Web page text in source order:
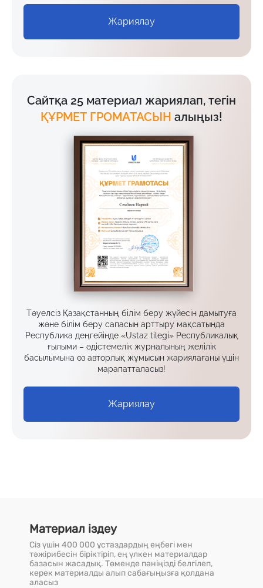
Жариялау
Сайтқа 25 материал жариялап, тегін
ҚҰРМЕТ ГРОМАТАСЫН алыңыз!
Тәуелсіз Қазақстанның білім беру жүйесін дамытуға
және білім беру сапасын арттыру мақсатында
Республика деңгейінде «Ustaz tilegi» Республикалық
ғылыми – әдістемелік журналының желілік
басылымына өз авторлық жұмысын жариялағаны үшін
марапатталасыз!
Жариялау
Материал іздеу
Сіз үшін 400 000 ұстаздардың еңбегі мен
тәжірибесін біріктіріп, ең үлкен материалдар
базасын жасадық. Төменде пәніңізді белгілеп,
керек материалды алып сабағыңызға қолдана
аласыз